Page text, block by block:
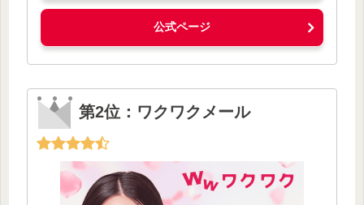
公式ページ
第2位：ワクワクメール